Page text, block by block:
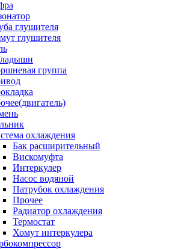
глушителя
глушителя
группа
охлаждения
Бак расширительный
Вискомуфта
Интеркулер
Насос водяной
Патрубок охлаждения
Прочее
Радиатор охлаждения
Термостат
Хомут интеркулера